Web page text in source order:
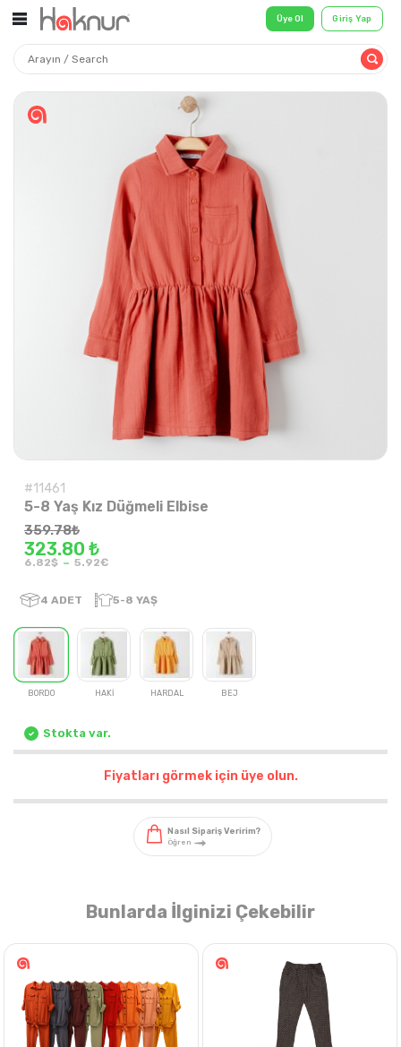
Üye Ol
#11461
5-8 Yaş Kız Düğmeli Elbise
359.78₺
323.80 ₺
6.82$ - 5.92€
4 ADET 5-8 YAŞ
BORDO HAKİ HARDAL BEJ
Stokta var.
Fiyatları görmek için üye olun.
Nasıl Sipariş Veririm?
Bunlarda İlginizi Çekebilir